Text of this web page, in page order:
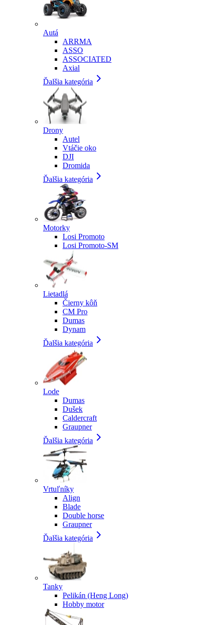
Autá
ARRMA
ASSO
ASSOCIATED
Axial
Ďalšia kategória
Drony
Autel
Vtáčie oko
DJI
Dromida
Ďalšia kategória
Motorky
Losi Promoto
Losi Promoto-SM
Lietadlá
Čierny kôň
CM Pro
Dumas
Dynam
Ďalšia kategória
Lode
Dumas
Dušek
Caldercraft
Graupner
Ďalšia kategória
Vrtuľníky
Align
Blade
Double horse
Graupner
Ďalšia kategória
Tanky
Pelikán (Heng Long)
Hobby motor